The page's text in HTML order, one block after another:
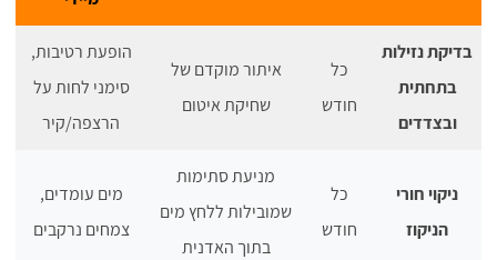
בדיקת נזילות
בתחתית
ובצדדים
כל
חודש
איתור מוקדם של
שחיקת איטום
הופעת רטיבות,
סימני לחות על
הרצפה/קיר
ניקוי חורי
הניקוז
כל
חודש
מניעת סתימות
שמובילות ללחץ מים
בתוך האדנית
מים עומדים,
צמחים נרקבים